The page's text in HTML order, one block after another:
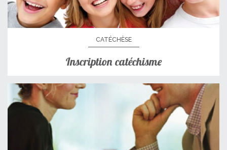
CATÉCHÈSE
Inscription catéchisme